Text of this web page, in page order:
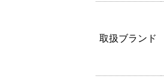
取扱ブランド